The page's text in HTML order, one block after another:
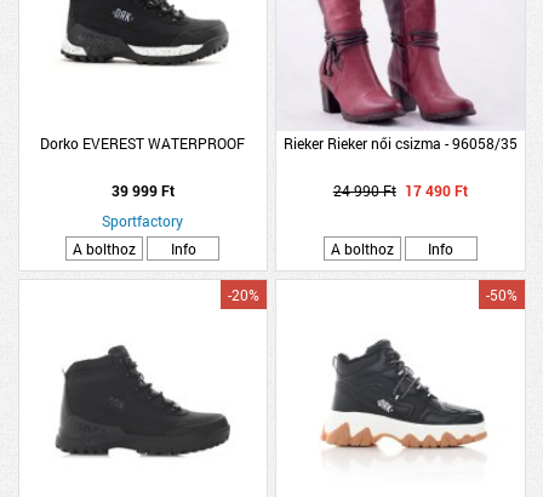
Dorko EVEREST WATERPROOF
39 999 Ft
Sportfactory
A bolthoz
Info
Rieker Rieker női csizma - 96058/35
24 990 Ft 17 490 Ft
A bolthoz Info
-20% -50%